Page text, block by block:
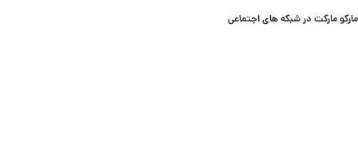
مارکو مارکت در شبکه های اجتماعی